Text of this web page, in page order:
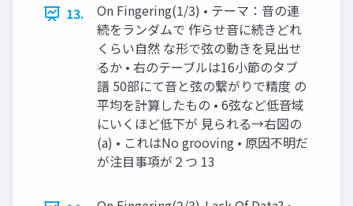
13.
On Fingering(1/3) • テーマ：音の連
続をランダムで 作らせ音に続きどれ
くらい自然 な形で弦の動きを見出せ
るか • 右のテーブルは16小節のタブ
譜 50部にて音と弦の繋がりで精度 の
平均を計算したもの • 6弦など低音域
にいくほど低下が 見られる→右図の
(a) • これはNo grooving • 原因不明だ
が注目事項が２つ 13